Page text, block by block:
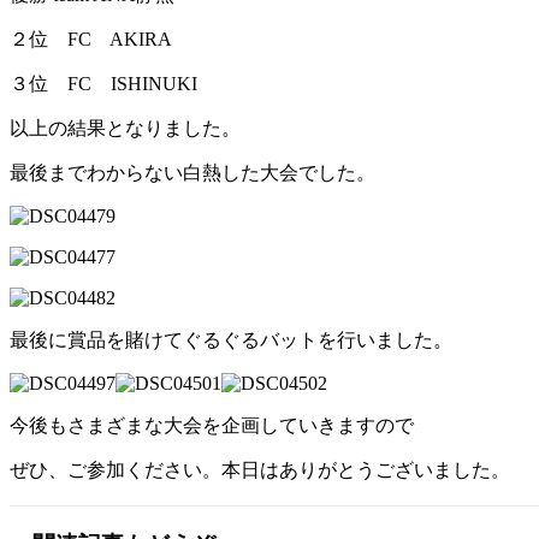
２位 FC AKIRA
３位 FC ISHINUKI
以上の結果となりました。
最後までわからない白熱した大会でした。
最後に賞品を賭けてぐるぐるバットを行いました。
今後もさまざまな大会を企画していきますので
ぜひ、ご参加ください。本日はありがとうございました